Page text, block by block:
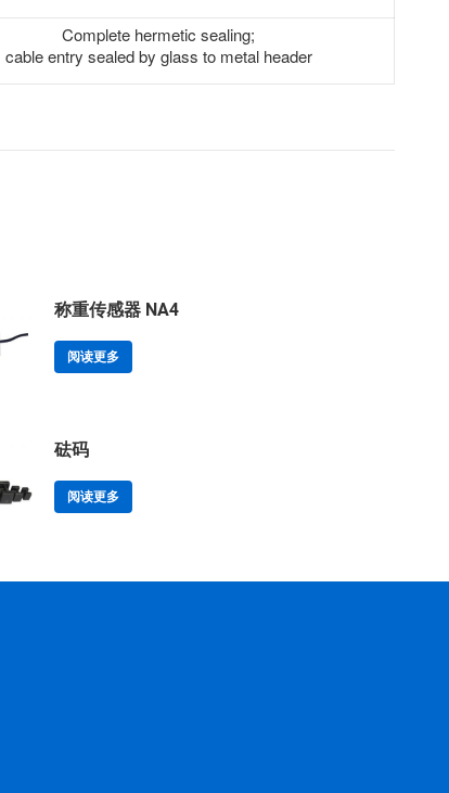
Complete hermetic sealing;
cable entry sealed by glass to metal header
称重传感器 NA4
阅读更多
砝码
阅读更多